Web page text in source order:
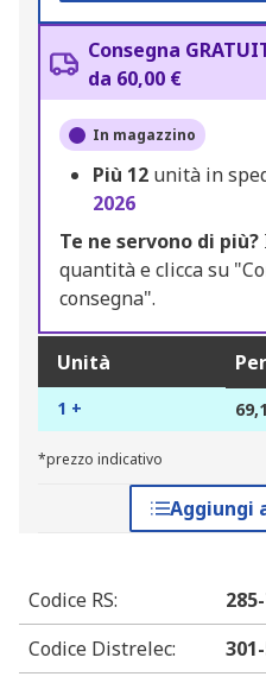
Consegna
da 60,00 €
In magazzino
Più 12 unità in
2026
Te ne servono di più?
quantità e clicca su
consegna".
Unità
1 +
*prezzo indicativo
Aggiungi
Codice RS:
Codice Distrelec: